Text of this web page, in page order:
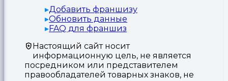
Добавить франшизу
Обновить данные
FAQ для франшиз
Настоящий сайт носит
информационную цель, не является
посредником или представителем
правообладателей товарных знаков, не